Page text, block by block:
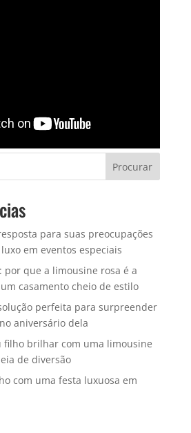
Procurar
para suas preocupações
em eventos especiais
por que a limousine rosa é a
casamento cheio de estilo
perfeita para surpreender
aniversário dela
filho brilhar com uma limousine
de diversão
com uma festa luxuosa em